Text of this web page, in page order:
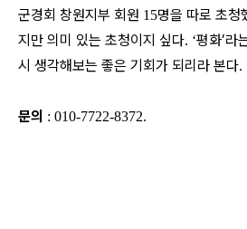
군경회 창원지부 회원 15명을 따로 초청
지만 의미 있는 초청이지 싶다. ‘평화’라
시 생각해보는 좋은 기회가 되리라 본다.
문의 : 010-7722-8372.